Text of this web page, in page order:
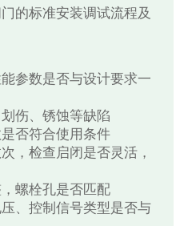
的标准安装调试流程及
参数是否与设计要求一
伤、锈蚀等缺陷
否符合使用条件
，检查启闭是否灵活，
螺栓孔是否匹配
、控制信号类型是否与